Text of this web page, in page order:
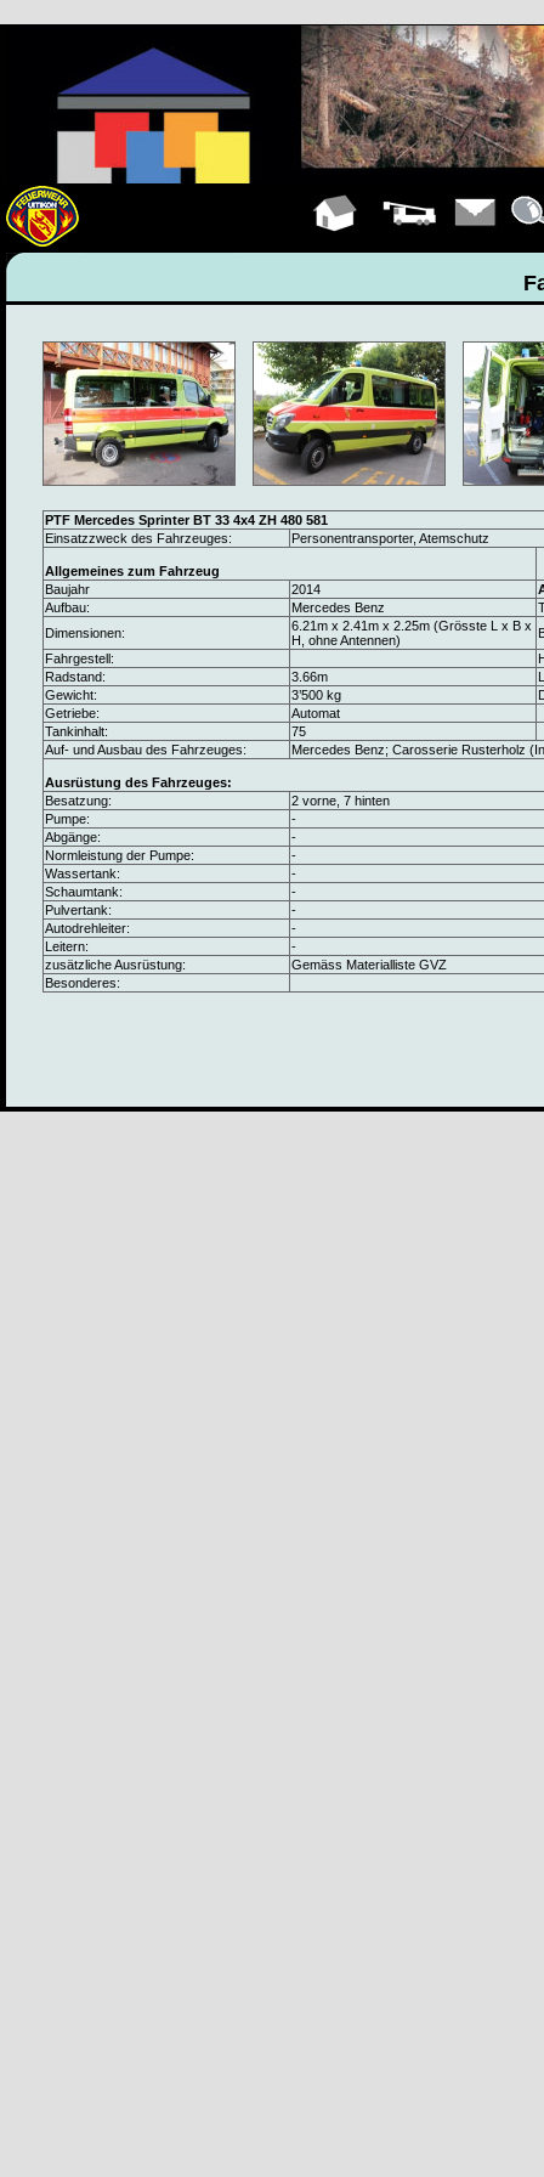
PTF Mercedes Sprinter BT 33 4x4 ZH 480 581
Einsatzzweck des Fahrzeuges:
Personentransporter, Atemschutz
Allgemeines zum Fahrzeug
Baujahr
2014
Aufbau:
Mercedes Benz
Dimensionen:
6.21m x 2.41m x 2.25m (Grösste L x B x
H, ohne Antennen)
Fahrgestell:
Radstand:
3.66m
Gewicht:
3’500 kg
Getriebe:
Automat
Tankinhalt:
75
Auf- und Ausbau des Fahrzeuges:
Mercedes Benz; Carosserie Rusterholz
Ausrüstung des Fahrzeuges:
Besatzung:
2 vorne, 7 hinten
Pumpe:
-
Abgänge:
-
Normleistung der Pumpe:
-
Wassertank:
-
Schaumtank:
-
Pulvertank:
-
Autodrehleiter:
-
Leitern:
-
zusätzliche Ausrüstung:
Gemäss Materialliste GVZ
Besonderes: